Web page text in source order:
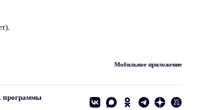
Мобильное приложение
программы